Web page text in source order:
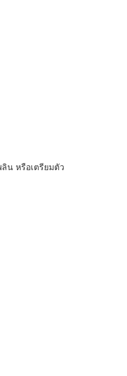
น หรือเตรียมตัว